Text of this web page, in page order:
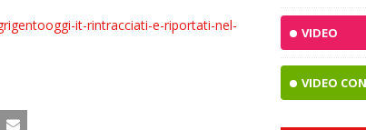
it-rintracciati-e-riportati-nel-
VIDEO
VIDEO